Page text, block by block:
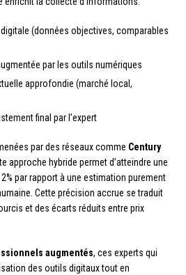
(données objectives, comparables
par les outils numériques
approfondie (marché local,
final par l’expert
par des réseaux comme Century
approche hybride permet d’atteindre une
par rapport à une estimation purement
Cette précision accrue se traduit
et des écarts réduits entre prix
augmentés, ces experts qui
des outils digitaux tout en